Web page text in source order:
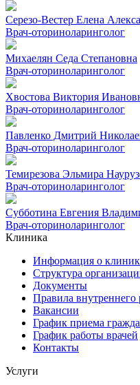
Серезо-Вестер Елена
Врач-оториноларинголог
Михаелян Седа Степановна
Врач-оториноларинголог
Хвостова Виктория
Врач-оториноларинголог
Павленко Дмитрий
Врач-оториноларинголог
Темирезова Эльмира
Врач-оториноларинголог
Субботина Евгения
Врач-оториноларинголог
Клиника
Информация о
Структура
Документы
Правила внутреннего
Вакансии
График приема
График работы врачей
Контакты
Услуги